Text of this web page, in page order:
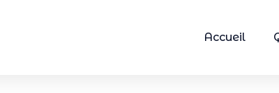
Accueil